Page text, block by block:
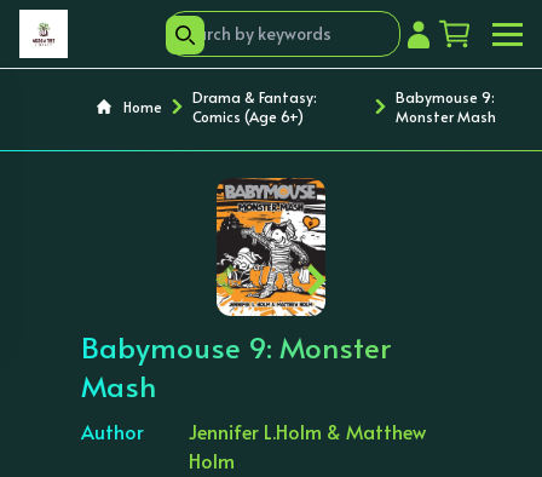
Home
Drama & Fantasy:
Comics (Age 6+)
Babymouse 9:
Monster Mash
‹ ›
Babymouse 9: Monster
Mash
Author
Jennifer L.Holm & Matthew
Holm